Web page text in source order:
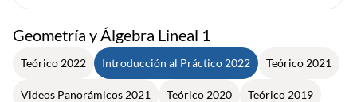
Geometría y Álgebra Lineal 1
Teórico 2022 Introducción al Práctico 2022 Teórico 2021
Videos Panorámicos 2021 Teórico 2020 Teórico 2019